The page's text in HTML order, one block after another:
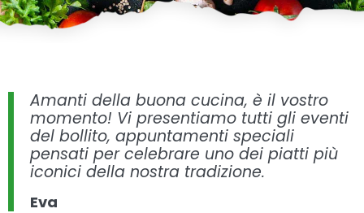
Amanti della buona cucina, è il vostro
momento! Vi presentiamo tutti gli eventi
del bollito, appuntamenti speciali
pensati per celebrare uno dei piatti più
iconici della nostra tradizione.
Eva